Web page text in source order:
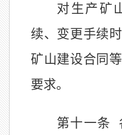
对生产矿
续、变更手续
矿山建设合同
要求。
第十一条